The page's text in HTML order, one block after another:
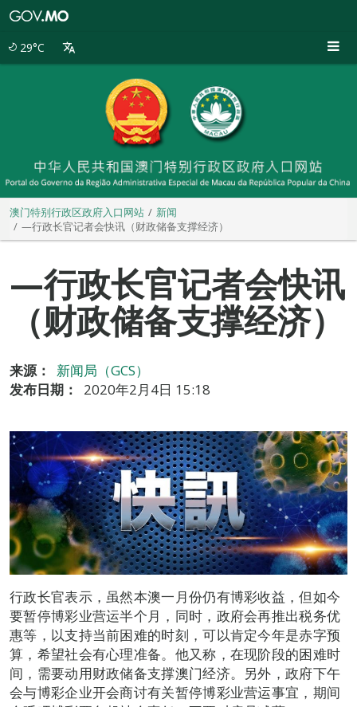
29°C
澳门特别行政区政府入口网站
新闻
—行政长官记者会快讯（财政储备支撑经济）
—行政长官记者会快讯
（财政储备支撑经济）
来源：
新闻局（GCS）
发布日期：
2020年2月4日 15:18
行政长官表示，虽然本澳一月份仍有博彩收益，但如今
要暂停博彩业营运半个月，同时，政府会再推出税务优
惠等，以支持当前困难的时刻，可以肯定今年是赤字预
算，希望社会有心理准备。他又称，在现阶段的困难时
间，需要动用财政储备支撑澳门经济。另外，政府下午
会与博彩企业开会商讨有关暂停博彩业营运事宜，期间